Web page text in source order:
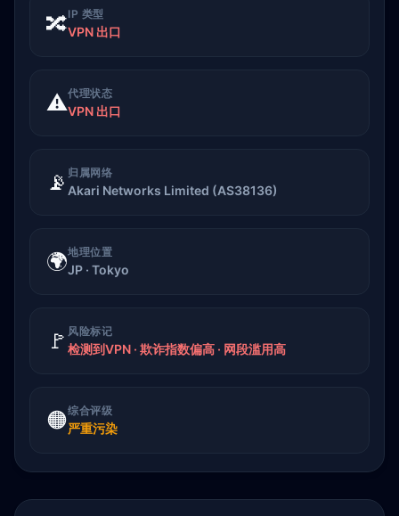
🔀IP 类型
VPN 出口
⚠️代理状态
VPN 出口
📡 归属网络
Akari Networks Limited (AS38136)
🌍地理位置
JP · Tokyo
🚩 风险标记
检测到VPN · 欺诈指数偏高 · 网段滥用高
🟠综合评级
严重污染